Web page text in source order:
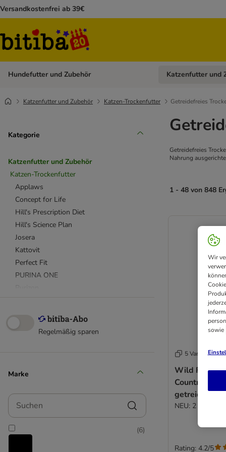
Versandkostenfrei ab 39€
Hundefutter und Zubehör Kategorie-Menü
Katzenfutter und
Katzenfutter und Zubehör Katzen-Trockenfutter Getreidefreies
Kategorie
Katzenfutter und Zubehör
Katzen-Trockenfutter
Applaws
Concept for Life
Hill's Prescription Diet
Hill's Science Plan
Josera
Kattovit
Perfect Fit
PURINA ONE
Royal Canin Veterinary & Expert
Sanabelle
4Vets
Advance Veterinary Diets
Almo Nature
Regelmäßig sparen
Marke
Suchen
(6)
Getreidefreies
Nahrung
1 - 48 von 848
5 Varianten
Wild
Country"
getreidefrei
NEU: 2 kg
Rating: 4.2/5
Wir
sowie